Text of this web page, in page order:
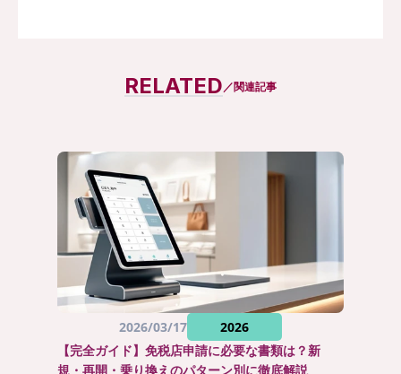
RELATED ／関連記事
2026/03/17
2026
【完全ガイド】免税店申請に必要な書類は？新
規・再開・乗り換えのパターン別に徹底解説